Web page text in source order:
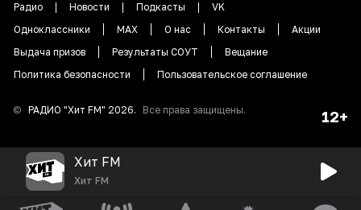
Радио Новости Подкасты
VK
Одноклассники
MAX О нас Контакты
Акции
Выдача призов
Результаты СОУТ
Вещание
Политика безопасности
Пользовательское соглашение
© РАДИО "Хит FM" 2026. Все права защищены. 12+
Хит FM
Хит FM